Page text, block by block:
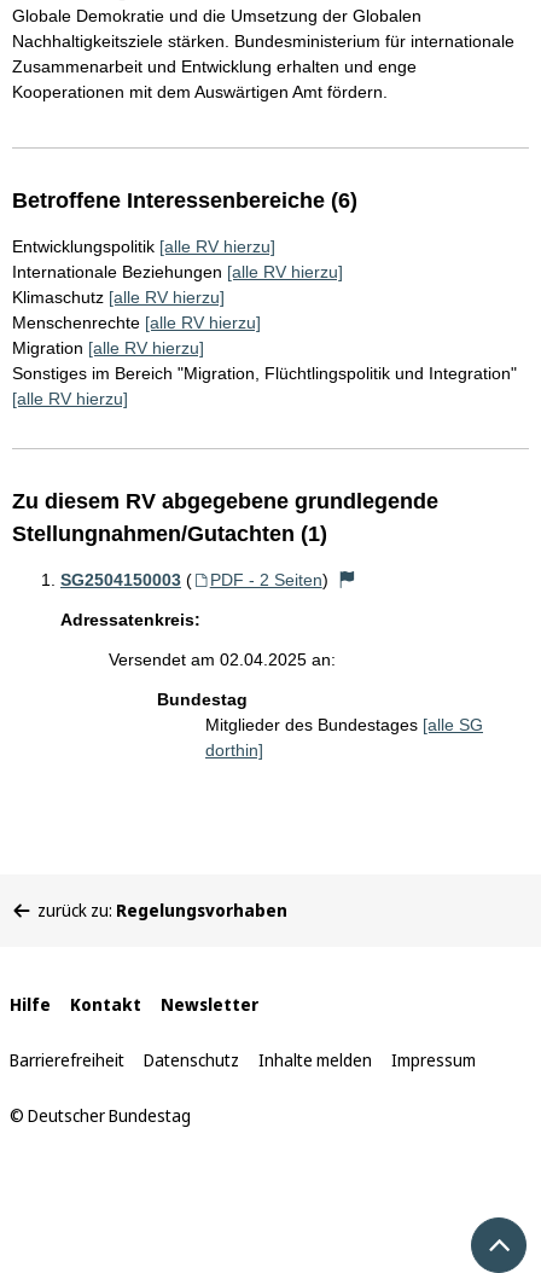
Globale Demokratie und die Umsetzung der Globalen
Nachhaltigkeitsziele stärken. Bundesministerium für internationale
Zusammenarbeit und Entwicklung erhalten und enge
Kooperationen mit dem Auswärtigen Amt fördern.
Betroffene Interessenbereiche (6)
Entwicklungspolitik [alle RV hierzu]
Internationale Beziehungen [alle RV hierzu]
Klimaschutz [alle RV hierzu]
Menschenrechte [alle RV hierzu]
Migration [alle RV hierzu]
Sonstiges im Bereich "Migration, Flüchtlingspolitik und Integration"
[alle RV hierzu]
Zu diesem RV abgegebene grundlegende
Stellungnahmen/Gutachten (1)
SG2504150003 ( PDF - 2 Seiten)
Adressatenkreis:
Versendet am 02.04.2025 an:
Bundestag
Mitglieder des Bundestages [alle SG
dorthin]
befinden
zurück zu: Regelungsvorhaben
Interne
Links
Hilfe Kontakt Newsletter
Barrierefreiheit Datenschutz Inhalte melden Impressum
© Deutscher Bundestag